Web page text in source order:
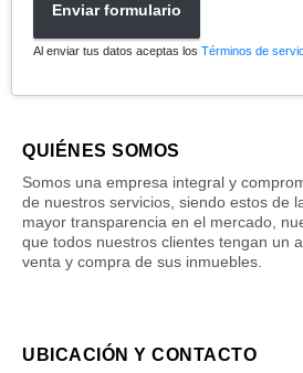
Enviar formulario
Al enviar tus datos aceptas los Términos de
QUIÉNES SOMOS
Somos una empresa integral y
de nuestros servicios, siendo estos de
mayor transparencia en el mercado,
que todos nuestros clientes tengan un
venta y compra de sus inmuebles.
UBICACIÓN Y CONTACTO